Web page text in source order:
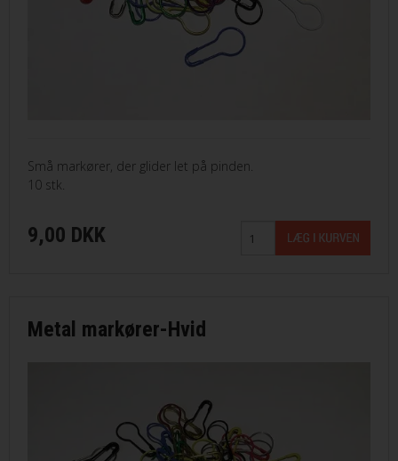
Små markører, der glider let på pinden.
10 stk.
9,00 DKK
Metal markører-Hvid